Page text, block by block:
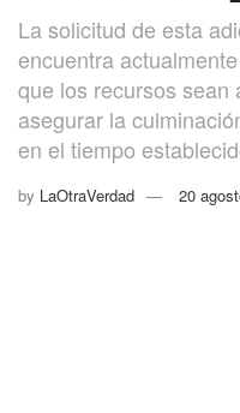
La solicitud de esta
encuentra
que los recursos sean
asegurar la
en el tiempo
by LaOtraVerdad 20